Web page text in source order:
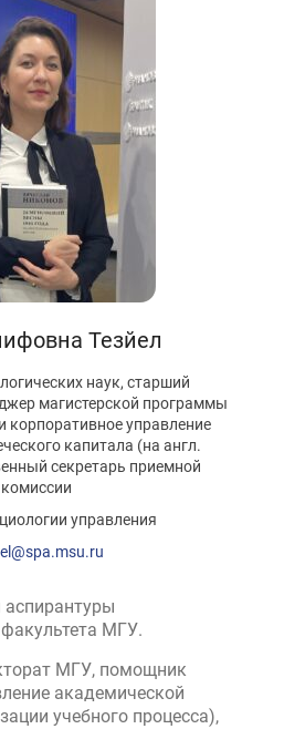
Часть 1-2
лиц, прошедших
в МГУ имени
году по каждому
списки поступающих)
программе «Большая игра» —
Часть 1-2
бакалавриата! Открыта
договора на
программе «Большая игра»
Часть 1-3
Тезйел
наук, старший
магистерской программы
корпоративное управление
капитала (на англ.
секретарь приемной
комиссии
управления
аспирантуры
МГУ.
МГУ, помощник
академической
учебного процесса),